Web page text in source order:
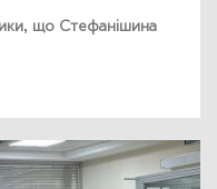
що Стефанішина